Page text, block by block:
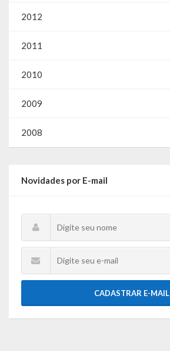
2012
2011
2010
2009
2008
Novidades por E-mail
CADASTRAR E-MAIL